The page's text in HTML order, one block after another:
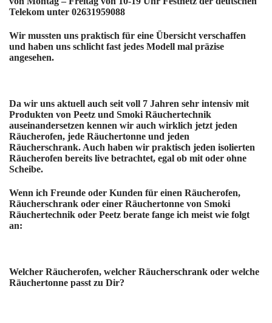
Telekom unter 02631959088
Wir mussten uns praktisch für eine Übersicht verschaffen
und haben uns schlicht fast jedes Modell mal präzise
angesehen.
Da wir uns aktuell auch seit voll 7 Jahren sehr intensiv mit
Produkten von Peetz und Smoki Räuchertechnik
auseinandersetzen kennen wir auch wirklich jetzt jeden
Räucherofen, jede Räuchertonne und jeden
Räucherschrank. Auch haben wir praktisch jeden isolierten
Räucherofen bereits live betrachtet, egal ob mit oder ohne
Scheibe.
Wenn ich Freunde oder Kunden für einen Räucherofen,
Räucherschrank oder einer Räuchertonne von Smoki
Räuchertechnik oder Peetz berate fange ich meist wie folgt
an:
Welcher Räucherofen, welcher Räucherschrank oder welche
Räuchertonne passt zu Dir?